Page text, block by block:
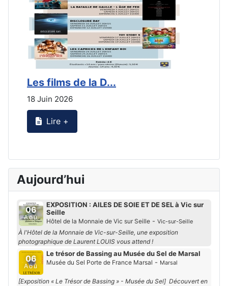
Les films de la D...
18 Juin 2026
Lire +
Aujourd’hui
06
Aoû
EXPOSITION : AILES DE SOIE ET DE SEL à Vic sur
Seille
Hôtel de la Monnaie de Vic sur Seille - Vic-sur-Seille
À l'Hôtel de la Monnaie de Vic-sur-Seille, une exposition
photographique de Laurent LOUIS vous attend !
06
Aoû
Le trésor de Bassing au Musée du Sel de Marsal
Musée du Sel Porte de France Marsal - Marsal
[Exposition « Le Trésor de Bassing » - Musée du Sel] Découvert en